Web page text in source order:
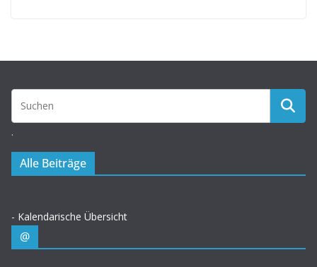
.
Alle Beiträge
- Kalendarische Übersicht
@